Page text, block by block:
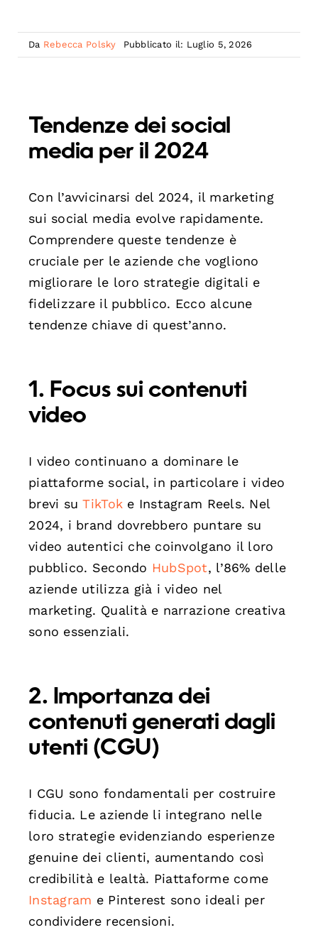
Da Rebecca Polsky Pubblicato il: Luglio 5, 2026
Tendenze dei social
media per il 2024
Con l’avvicinarsi del 2024, il marketing
sui social media evolve rapidamente.
Comprendere queste tendenze è
cruciale per le aziende che vogliono
migliorare le loro strategie digitali e
fidelizzare il pubblico. Ecco alcune
tendenze chiave di quest’anno.
1. Focus sui contenuti
video
I video continuano a dominare le
piattaforme social, in particolare i video
brevi suTikTok e Instagram Reels. Nel
2024, i brand dovrebbero puntare su
video autentici che coinvolgano il loro
pubblico. Secondo HubSpot, l’86% delle
aziende utilizza già i video nel
marketing. Qualità e narrazione creativa
sono essenziali.
2. Importanza dei
contenuti generati dagli
utenti (CGU)
I CGU sono fondamentali per costruire
fiducia. Le aziende li integrano nelle
loro strategie evidenziando esperienze
genuine dei clienti, aumentando così
credibilità e lealtà. Piattaforme come
Instagram e Pinterest sono ideali per
condividere recensioni.